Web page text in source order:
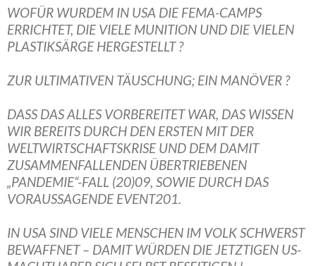
WOFÜR WURDEM IN USA DIE FEMA-CAMPS
ERRICHTET, DIE VIELE MUNITION UND DIE VIELEN
PLASTIKSÄRGE HERGESTELLT ?
ZUR ULTIMATIVEN TÄUSCHUNG; EIN MANÖVER ?
DASS DAS ALLES VORBEREITET WAR, DAS WISSEN
WIR BEREITS DURCH DEN ERSTEN MIT DER
WELTWIRTSCHAFTSKRISE UND DEM DAMIT
ZUSAMMENFALLENDEN ÜBERTRIEBENEN
„PANDEMIE“-FALL (20)09, SOWIE DURCH DAS
VORAUSSAGENDE EVENT201.
IN USA SIND VIELE MENSCHEN IM VOLK SCHWERST
BEWAFFNET – DAMIT WÜRDEN DIE JETZTIGEN US-